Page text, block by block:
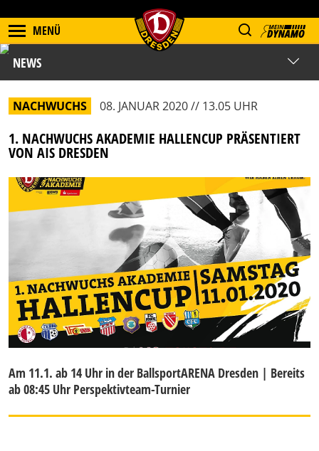
MENÜ
NEWS
NACHWUCHS 08. JANUAR 2020 // 13.05 UHR
1. NACHWUCHS AKADEMIE HALLENCUP PRÄSENTIERT
VON AIS DRESDEN
Am 11.1. ab 14 Uhr in der BallsportARENA Dresden | Bereits
ab 08:45 Uhr Perspektivteam-Turnier